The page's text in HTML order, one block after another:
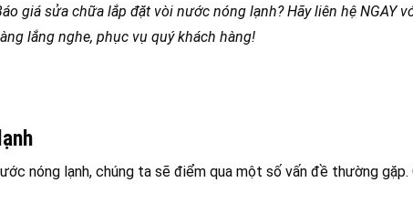
giá sửa chữa lắp đặt vòi nước nóng lạnh? Hãy liên hệ NGAY
lắng nghe, phục vụ quý khách hàng!
nóng lạnh, chúng ta sẽ điểm qua một số vấn đề thường gặp.